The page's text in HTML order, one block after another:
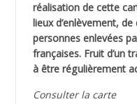
réalisation de cette
lieux d’enlèvement,
personnes enlevées
françaises. Fruit d’un
à être régulièrement
Consulter la carte